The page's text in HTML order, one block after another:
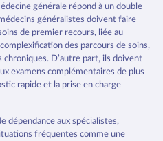
générale répond à un double
généralistes doivent faire
de premier recours, liée au
des parcours de soins,
chroniques. D’autre part, ils doivent
examens complémentaires de plus
rapide et la prise en charge
dépendance aux spécialistes,
fréquentes comme une